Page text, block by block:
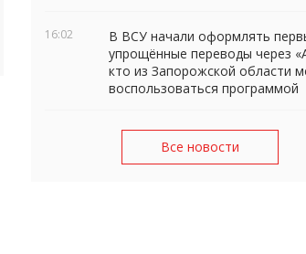
16:02
В ВСУ начали оформлять
упрощённые переводы через
кто из Запорожской области
воспользоваться программой
Все новости